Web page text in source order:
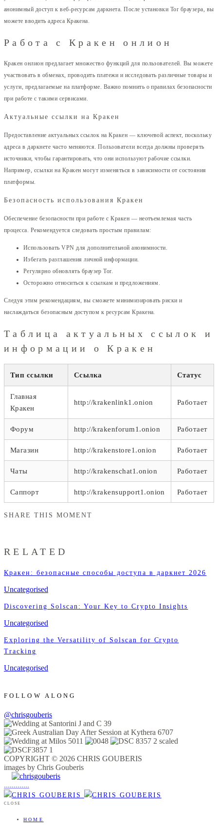
анонимный доступ к веб-ресурсам даркнета. После установки Tor браузера, вы
можете вводить адреса Кракена.
Работа с Кракен онлион
Кракен онлион предлагает множество функций для пользователей. Вы можете
участвовать в обменах, проводить платежи и исследовать различные товары и
услуги, предлагаемые на платформе. Важно помнить о правилах безопасности
при работе с такими сервисами.
Актуальные ссылки на Кракен
Предоставление актуальных ссылок на Кракен — ключевой аспект, поскольку
адреса в даркнете часто меняются. Пользователи всегда должны проверять
источники, чтобы гарантировать, что они используют рабочие ссылки.
Например, ссылки на Кракен могут изменяться в зависимости от состояния
платформы.
Безопасность использования Кракен
Обеспечение безопасности при работе с Кракен — неотъемлемая часть
процесса. Рекомендуется следовать простым правилам:
Использовать VPN для дополнительной анонимности.
Избегать разглашения личной информации.
Регулярно обновлять браузер Tor.
Осторожно относиться к ссылкам и предложениям.
Следуя этим рекомендациям, вы сможете минимизировать риски и
наслаждаться безопасным доступом к ресурсам Кракена.
Таблица актуальных ссылок и
информации о Кракен
Тип ссылки Ссылка Статус
Главная
Кракен
http://krakenlink1.onion Работает
Форум http://krakenforum1.onion Работает
Магазин http://krakenstore1.onion Работает
Чаты http://krakenschat1.onion Работает
Саппорт http://krakensupport1.onion Работает
SHARE THIS MOMENT
RELATED
Кракен: безопасные способы доступа в даркнет 2026
Uncategorised
Discovering Solscan: Your Key to Crypto Insights
Uncategorised
Exploring the Versatility of Solscan for Crypto
Tracking
Uncategorised
FOLLOW ALONG
@chrisgouberis
COPYRIGHT © 2026 CHRIS GOUBERIS
images by Chris Gouberis
.............
CLOSE
HOME